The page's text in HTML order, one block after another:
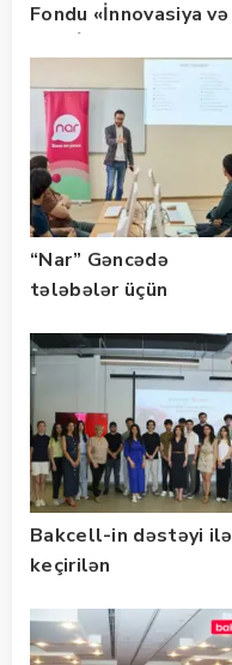
Fondu «İnnovasiya və
təqaüd proqramının
qalibləri ilə görüş
keçirib
“Nar” Gəncədə
tələbələr üçün
təlimləri təşkil edib
Bakcell-in dəstəyi ilə
keçirilən
Bootcamp” başladı